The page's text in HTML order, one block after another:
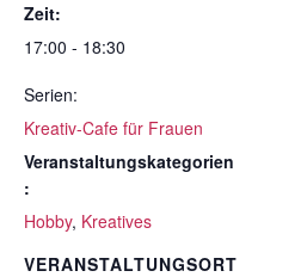
Zeit:
17:00 - 18:30
Serien:
Kreativ-Cafe für Frauen
Veranstaltungskategorien
:
Hobby, Kreatives
VERANSTALTUNGSORT